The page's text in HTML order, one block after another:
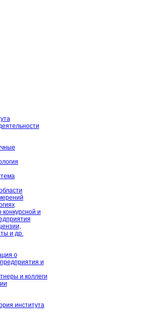
и
и др.
о
и
и коллеги
института